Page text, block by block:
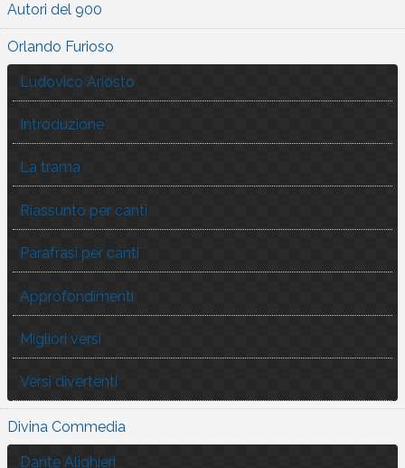
Autori del 900
Orlando Furioso
Ludovico Ariosto
Introduzione
La trama
Riassunto per canti
Parafrasi per canti
Approfondimenti
Migliori versi
Versi divertenti
Divina Commedia
Dante Alighieri